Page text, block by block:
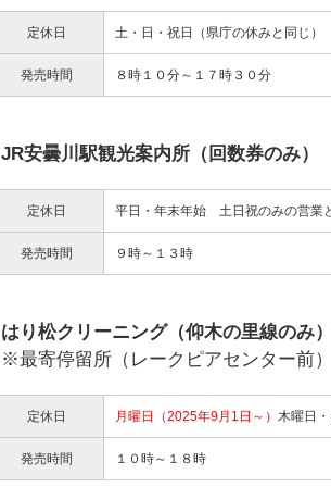
定休日 土・日・祝日（県庁の休みと同じ）
発売時間 ８時１０分～１７時３０分
JR安曇川駅観光案内所（回数券のみ）
定休日 平日・年末年始 土日祝のみの営業
発売時間 ９時～１３時
はり松クリーニング（仰木の里線のみ
※最寄停留所（レークピアセンター前）
定休日 月曜日（2025年9月1日～） 木曜日
発売時間 １０時～１８時